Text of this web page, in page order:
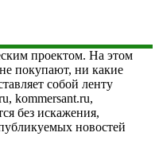
проектом. На этом
покупают, ни какие
собой ленту
kommersant.ru,
без искажения,
новостей